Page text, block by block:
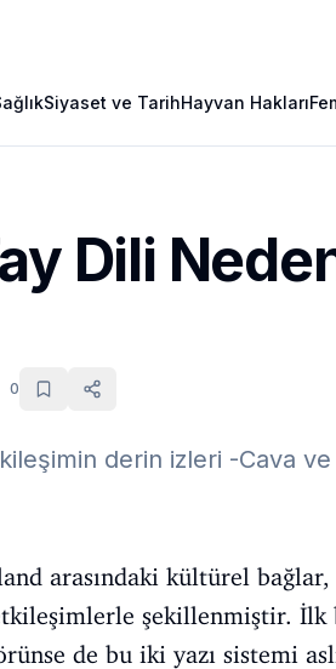
Siyaset ve TarihHayvan Hakları
Dili
0
derin izleri -Cava ve
arasındaki kültürel
şekillenmiştir. İlk
de bu iki yazı sistemi